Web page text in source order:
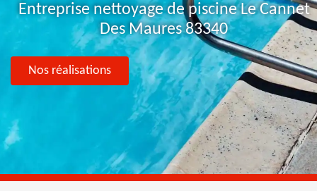
Entreprise nettoyage de piscine Le Cannet
Des Maures 83340
Nos réalisations